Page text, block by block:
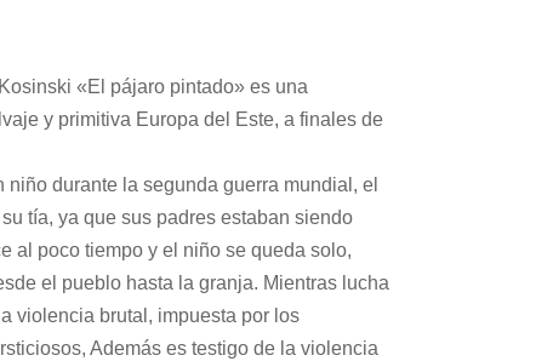
«El pájaro pintado» es una
y primitiva Europa del Este, a finales de
durante la segunda guerra mundial, el
tía, ya que sus padres estaban siendo
al poco tiempo y el niño se queda solo,
el pueblo hasta la granja. Mientras lucha
violencia brutal, impuesta por los
Además es testigo de la violencia